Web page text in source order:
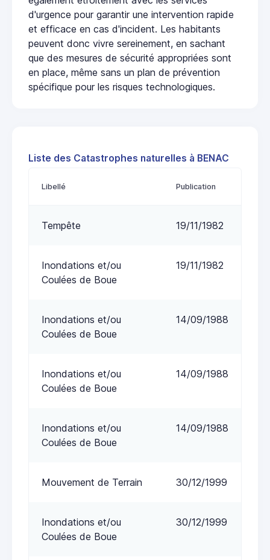
d'urgence pour garantir une intervention rapide
et efficace en cas d'incident. Les habitants
peuvent donc vivre sereinement, en sachant
que des mesures de sécurité appropriées sont
en place, même sans un plan de prévention
spécifique pour les risques technologiques.
Liste des Catastrophes naturelles à BENAC
Libellé Publication
Tempête 19/11/1982
Inondations et/ou
Coulées de Boue
19/11/1982
Inondations et/ou
Coulées de Boue
14/09/1988
Inondations et/ou
Coulées de Boue
14/09/1988
Inondations et/ou
Coulées de Boue
14/09/1988
Mouvement de Terrain 30/12/1999
Inondations et/ou
Coulées de Boue
30/12/1999